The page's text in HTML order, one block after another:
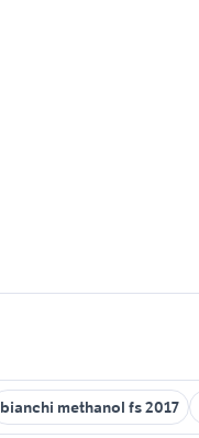
bianchi methanol fs 2017